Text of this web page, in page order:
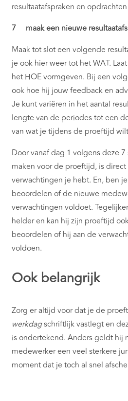
resultaatafspraken en
7 maak een nieuwe
Maak tot slot een volgende
je ook hier weer tot het WAT.
het HOE vormgeven. Bij een
ook hoe hij jouw feedback en
Je kunt variëren in het aantal
lengte van de periodes tot een
van wat je tijdens de proeftijd
Door vanaf dag 1 volgens deze
maken voor de proeftijd, is
verwachtingen je hebt. En, ben
beoordelen of de nieuwe
verwachtingen voldoet.
helder en kan hij zijn proeftijd
beoordelen of hij aan de
voldoen.
Ook belangrijk
Zorg er altijd voor dat je de
werkdagschriftlijk vastlegt en
is ondertekend. Anders geldt hij
medewerker een veel sterkere
moment dat je toch al snel